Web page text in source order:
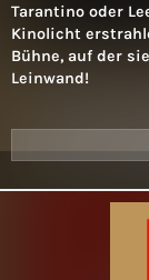
Tarantino oder
Kinolicht
Bühne, auf der
Leinwand!